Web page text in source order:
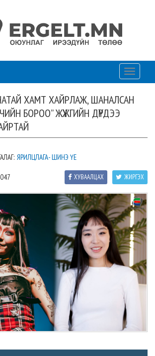
Toggle
ХАМТ ХАЙРЛАЖ, ШАНАЛСАН
БОРОО” ЖҮЖГИЙН ДҮРДЭЭ
ЯРИЛЦЛАГА- ШИНЭ ҮЕ
ЖИРГЭХ
ХУВААЛЦАХ